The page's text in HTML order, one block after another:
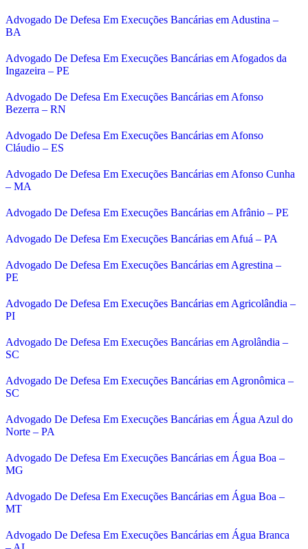
Advogado De Defesa Em Execuções Bancárias em Adustina –
BA
Advogado De Defesa Em Execuções Bancárias em Afogados da
Ingazeira – PE
Advogado De Defesa Em Execuções Bancárias em Afonso
Bezerra – RN
Advogado De Defesa Em Execuções Bancárias em Afonso
Cláudio – ES
Advogado De Defesa Em Execuções Bancárias em Afonso Cunha
– MA
Advogado De Defesa Em Execuções Bancárias em Afrânio – PE
Advogado De Defesa Em Execuções Bancárias em Afuá – PA
Advogado De Defesa Em Execuções Bancárias em Agrestina –
PE
Advogado De Defesa Em Execuções Bancárias em Agricolândia –
PI
Advogado De Defesa Em Execuções Bancárias em Agrolândia –
SC
Advogado De Defesa Em Execuções Bancárias em Agronômica –
SC
Advogado De Defesa Em Execuções Bancárias em Água Azul do
Norte – PA
Advogado De Defesa Em Execuções Bancárias em Água Boa –
MG
Advogado De Defesa Em Execuções Bancárias em Água Boa –
MT
Advogado De Defesa Em Execuções Bancárias em Água Branca